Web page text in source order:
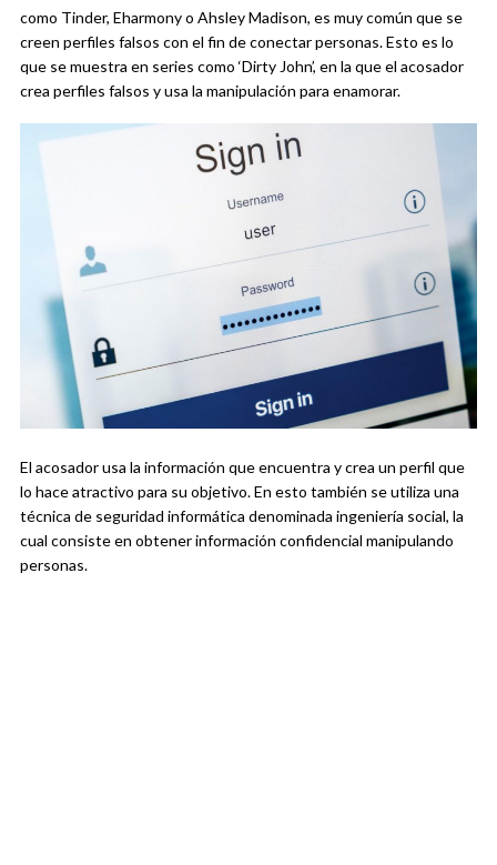
como Tinder, Eharmony o Ahsley Madison, es muy común que se
creen perfiles falsos con el fin de conectar personas. Esto es lo
que se muestra en series como ‘Dirty John’, en la que el acosador
crea perfiles falsos y usa la manipulación para enamorar.
El acosador usa la información que encuentra y crea un perfil que
lo hace atractivo para su objetivo. En esto también se utiliza una
técnica de seguridad informática denominada ingeniería social, la
cual consiste en obtener información confidencial manipulando
personas.